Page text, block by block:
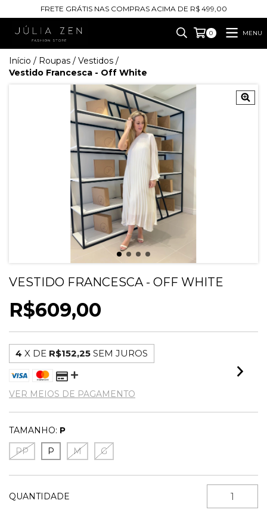
FRETE GRÁTIS NAS COMPRAS ACIMA DE R$ 499,00
0 MENU
Início / Roupas / Vestidos /
Vestido Francesca - Off White
VESTIDO FRANCESCA - OFF WHITE
R$609,00
4 X DE R$152,25 SEM JUROS
VER MEIOS DE PAGAMENTO
TAMANHO: P
PP
P M G
QUANTIDADE